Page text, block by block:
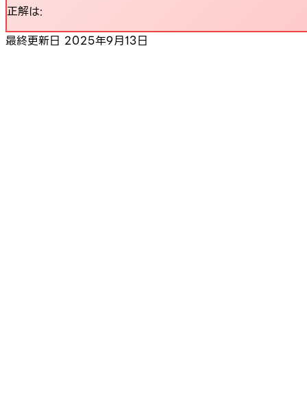
正解は:
最終更新日 2025年9月13日